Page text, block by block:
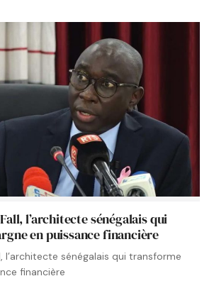
l’architecte sénégalais qui
en puissance financière
l’architecte sénégalais qui transforme
financière